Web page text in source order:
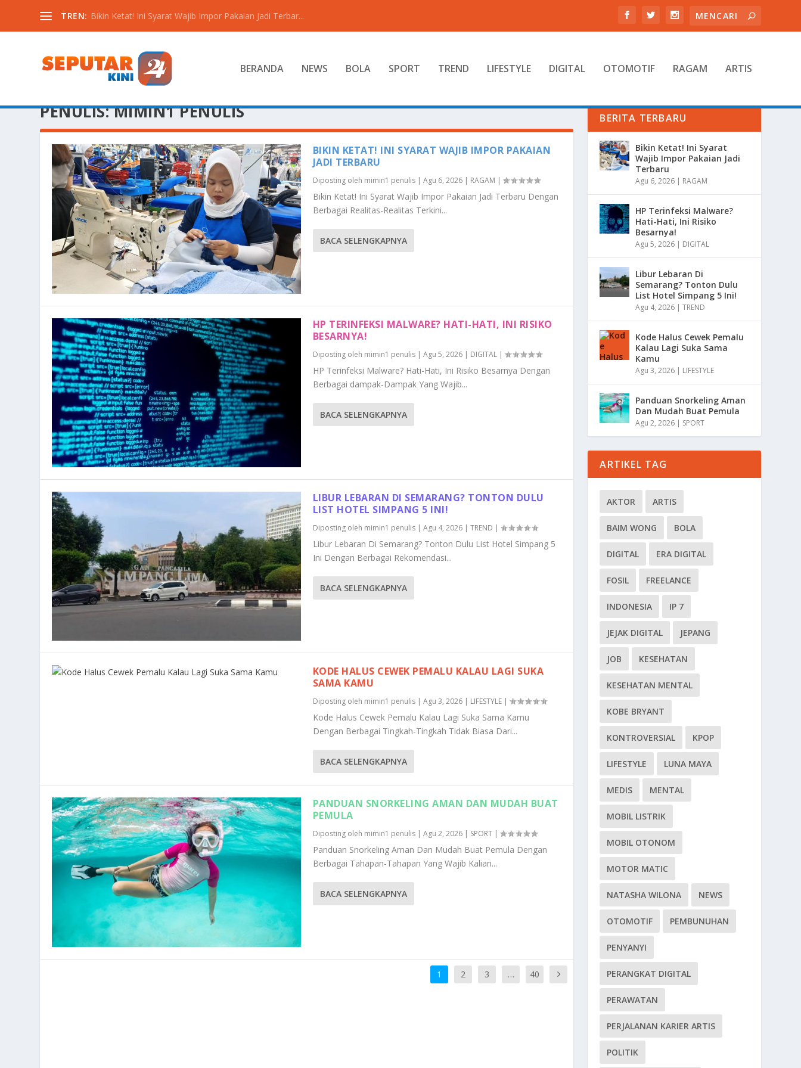
TREN: Bikin Ketat! Ini Syarat Wajib Impor Pakaian Jadi Terbar...
BERANDA NEWS BOLA SPORT TREND LIFESTYLE DIGITAL OTOMOTIF RAGAM ARTIS
PENULIS:MIMIN1 PENULIS
BIKIN KETAT! INI SYARAT WAJIB IMPOR PAKAIAN
JADI TERBARU
Diposting oleh mimin1 penulis| Agu 6, 2026| RAGAM |
Bikin Ketat! Ini Syarat Wajib Impor Pakaian Jadi Terbaru Dengan
Berbagai Realitas-Realitas Terkini...
BACA SELENGKAPNYA
HP TERINFEKSI MALWARE? HATI-HATI, INI RISIKO
BESARNYA!
Diposting oleh mimin1 penulis| Agu 5, 2026| DIGITAL|
HP Terinfeksi Malware? Hati-Hati, Ini Risiko Besarnya Dengan
Berbagai dampak-Dampak Yang Wajib...
BACA SELENGKAPNYA
LIBUR LEBARAN DI SEMARANG? TONTON DULU
LIST HOTEL SIMPANG 5 INI!
Diposting oleh mimin1 penulis| Agu 4, 2026| TREND |
Libur Lebaran Di Semarang? Tonton Dulu List Hotel Simpang 5
Ini Dengan Berbagai Rekomendasi...
BACA SELENGKAPNYA
KODE HALUS CEWEK PEMALU KALAU LAGI SUKA
SAMA KAMU
Diposting oleh mimin1 penulis| Agu 3, 2026| LIFESTYLE|
Kode Halus Cewek Pemalu Kalau Lagi Suka Sama Kamu
Dengan Berbagai Tingkah-Tingkah Tidak Biasa Dari...
BACA SELENGKAPNYA
PANDUAN SNORKELING AMAN DAN MUDAH BUAT
PEMULA
Diposting oleh mimin1 penulis| Agu 2, 2026| SPORT|
Panduan Snorkeling Aman Dan Mudah Buat Pemula Dengan
Berbagai Tahapan-Tahapan Yang Wajib Kalian...
BACA SELENGKAPNYA
1 2 3 … 40
BERITA TERBARU
Bikin Ketat! Ini Syarat
Wajib Impor Pakaian Jadi
Terbaru
Agu 6, 2026 | RAGAM
HP Terinfeksi Malware?
Hati-Hati, Ini Risiko
Besarnya!
Agu 5, 2026 | DIGITAL
Libur Lebaran Di
Semarang? Tonton Dulu
List Hotel Simpang 5 Ini!
Agu 4, 2026 |TREND
Kode Halus Cewek Pemalu
Kalau Lagi Suka Sama
Kamu
Agu 3, 2026 | LIFESTYLE
Panduan Snorkeling Aman
Dan Mudah Buat Pemula
Agu 2, 2026 | SPORT
ARTIKEL TAG
AKTOR ARTIS
BAIM WONG BOLA
DIGITAL ERA DIGITAL
FOSIL FREELANCE
INDONESIA IP 7
JEJAK DIGITAL JEPANG
JOB KESEHATAN
KESEHATAN MENTAL
KOBE BRYANT
KONTROVERSIAL KPOP
LIFESTYLE LUNA MAYA
MEDIS MENTAL
MOBIL LISTRIK
MOBIL OTONOM
MOTOR MATIC
NATASHA WILONA NEWS
OTOMOTIF PEMBUNUHAN
PENYANYI
PERANGKAT DIGITAL
PERAWATAN
PERJALANAN KARIER ARTIS
POLITIK